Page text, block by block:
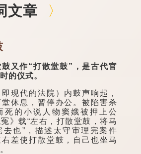
文章
作“打散堂鼓”，是古代官
的仪式。
代的法院）内鼓声响起，
休息，暂停办公。被陷害杀
死的小说人物窦娥被押上公
》载“左右，打散堂鼓，将马
去也”，描述太守审理完案件
右差使打散堂鼓，自己也坐马